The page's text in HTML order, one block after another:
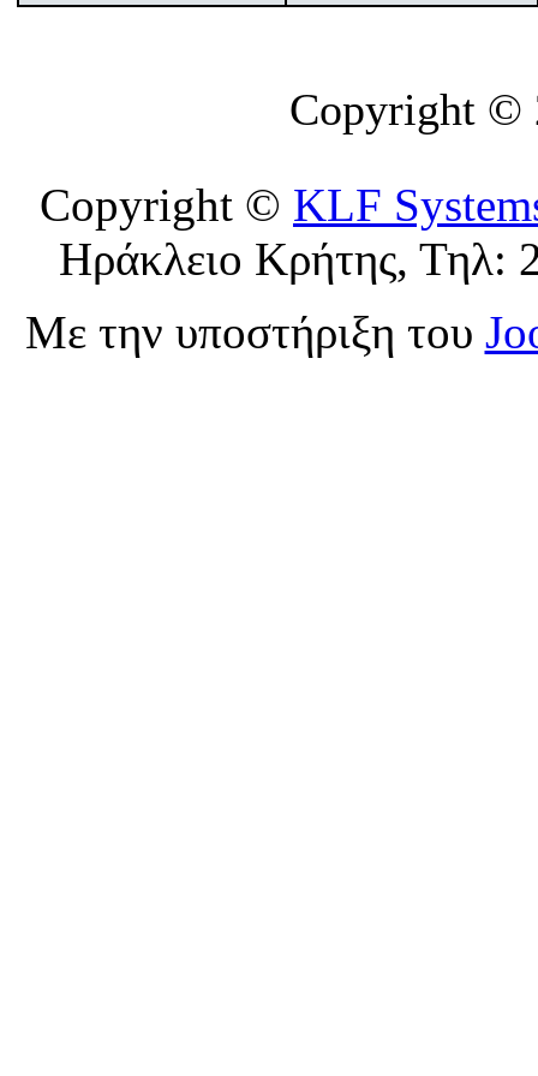
Copyright ©
Copyright © KLF
Ηράκλειο Κρήτης, Τηλ:
Με την υποστήριξη του